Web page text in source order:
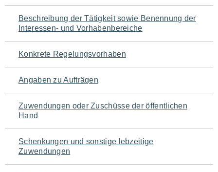
für
den
Seiteninhalt
Beschreibung der Tätigkeit sowie Benennung der
Interessen- und Vorhabenbereiche
Konkrete Regelungsvorhaben
Angaben zu Aufträgen
Zuwendungen oder Zuschüsse der öffentlichen
Hand
Schenkungen und sonstige lebzeitige
Zuwendungen